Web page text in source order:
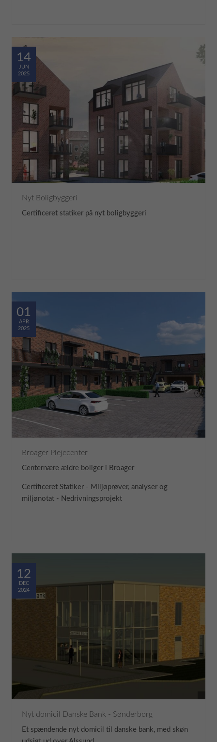
14
JUN
2025
Nyt Boligbyggeri
Certificeret statiker på nyt boligbyggeri
01
APR
2025
Broager Plejecenter
Centernære ældre boliger i Broager
Certificeret Statiker - Miljøprøver, analyser og
miljønotat - Nedrivningsprojekt
12
DEC
2024
Nyt domicil Danske Bank - Sønderborg
Et spændende nyt domicil til danske bank, med skøn